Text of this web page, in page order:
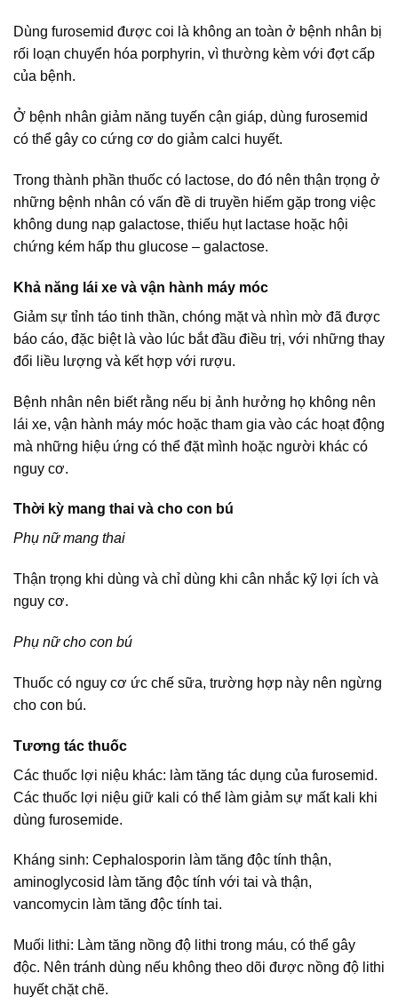
Dùng furosemid được coi là không an toàn ở bệnh nhân bị
rối loạn chuyển hóa porphyrin, vì thường kèm với đợt cấp
của bệnh.
Ở bệnh nhân giảm năng tuyến cận giáp, dùng furosemid
có thể gây co cứng cơ do giảm calci huyết.
Trong thành phần thuốc có lactose, do đó nên thận trọng ở
những bệnh nhân có vấn đề di truyền hiếm gặp trong việc
không dung nạp galactose, thiếu hụt lactase hoặc hội
chứng kém hấp thu glucose – galactose.
Khả năng lái xe và vận hành máy móc
Giảm sự tỉnh táo tinh thần, chóng mặt và nhìn mờ đã được
báo cáo, đặc biệt là vào lúc bắt đầu điều trị, với những thay
đổi liều lượng và kết hợp với rượu.
Bệnh nhân nên biết rằng nếu bị ảnh hưởng họ không nên
lái xe, vận hành máy móc hoặc tham gia vào các hoạt động
mà những hiệu ứng có thể đặt mình hoặc người khác có
nguy cơ.
Thời kỳ mang thai và cho con bú
Phụ nữ mang thai
Thận trọng khi dùng và chỉ dùng khi cân nhắc kỹ lợi ích và
nguy cơ.
Phụ nữ cho con bú
Thuốc có nguy cơ ức chế sữa, trường hợp này nên ngừng
cho con bú.
Tương tác thuốc
Các thuốc lợi niệu khác: làm tăng tác dụng của furosemid.
Các thuốc lợi niệu giữ kali có thể làm giảm sự mất kali khi
dùng furosemide.
Kháng sinh: Cephalosporin làm tăng độc tính thận,
aminoglycosid làm tăng độc tính với tai và thận,
vancomycin làm tăng độc tính tai.
Muối lithi: Làm tăng nồng độ lithi trong máu, có thể gây
độc. Nên tránh dùng nếu không theo dõi được nồng độ lithi
huyết chặt chẽ.